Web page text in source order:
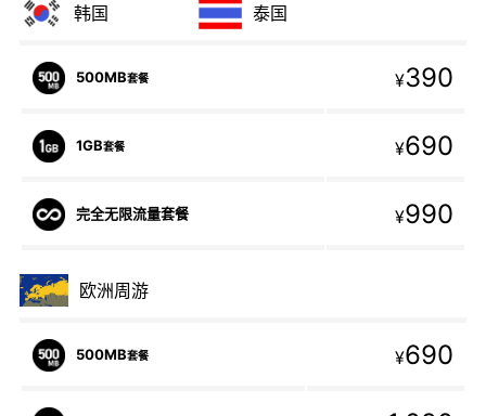
韩国
泰国
500MB套餐 ¥390
1GB套餐 ¥690
完全无限流量套餐 ¥990
欧洲周游
500MB套餐 ¥690